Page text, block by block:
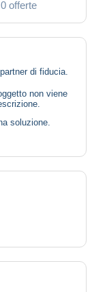
0 offerte
di fiducia.
non viene
soluzione.